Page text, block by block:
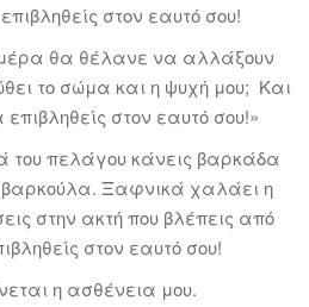
στον εαυτό σου!
θα θέλανε να αλλάξουν
το σώμα και η ψυχή μου; Και
στον εαυτό σου!»
του πελάγου κάνεις βαρκάδα
βαρκούλα. Ξαφνικά χαλάει η
στην ακτή που βλέπεις από
στον εαυτό σου!
η ασθένεια μου.